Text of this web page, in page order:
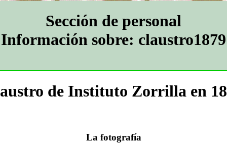
Sección de personal
Información sobre: claustro1879
de Instituto Zorrilla en
La fotografía